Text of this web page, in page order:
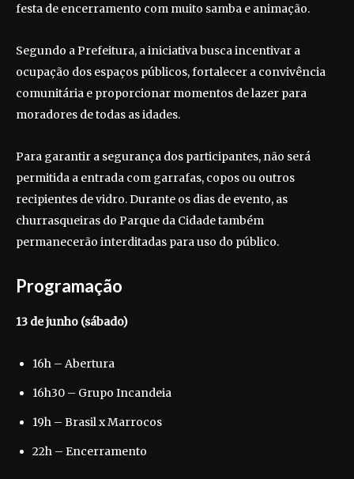
festa de encerramento com muito samba e animação.
Segundo a Prefeitura, a iniciativa busca incentivar a
ocupação dos espaços públicos, fortalecer a convivência
comunitária e proporcionar momentos de lazer para
moradores de todas as idades.
Para garantir a segurança dos participantes, não será
permitida a entrada com garrafas, copos ou outros
recipientes de vidro. Durante os dias de evento, as
churrasqueiras do Parque da Cidade também
permanecerão interditadas para uso do público.
Programação
13 de junho (sábado)
16h – Abertura
16h30 – Grupo Incandeia
19h – Brasil x Marrocos
22h – Encerramento